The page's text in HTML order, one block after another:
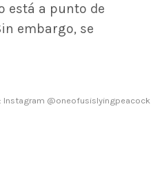
está a punto de
embargo, se
Instagram @oneofusislyingpeacock